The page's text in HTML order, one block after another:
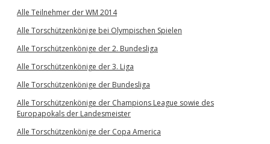
Alle Teilnehmer der WM 2014
Alle Torschützenkönige bei Olympischen Spielen
Alle Torschützenkönige der 2. Bundesliga
Alle Torschützenkönige der 3. Liga
Alle Torschützenkönige der Bundesliga
Alle Torschützenkönige der Champions League sowie des
Europapokals der Landesmeister
Alle Torschützenkönige der Copa America